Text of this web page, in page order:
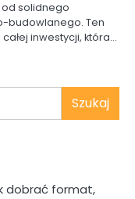
solidnego
budowlanego. Ten
inwestycji, która…
Szukaj
dobrać format,